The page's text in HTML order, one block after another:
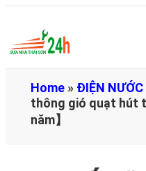
Home » ĐIỆN NƯỚC
thông gió quạt hút
năm】